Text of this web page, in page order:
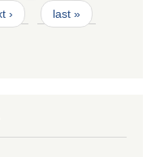
› last »